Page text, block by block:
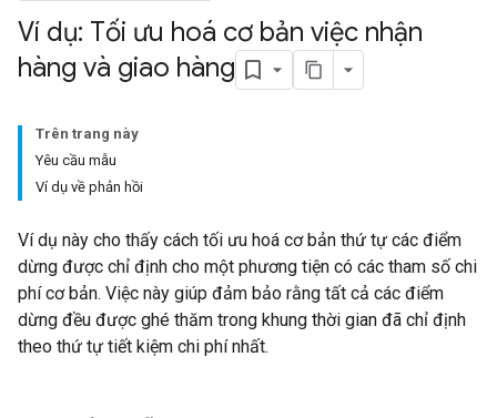
Ví dụ: Tối ưu hoá cơ bản việc nhận
hàng và giao hàng
Trên trang này
Yêu cầu mẫu
Ví dụ về phản hồi
Ví dụ này cho thấy cách tối ưu hoá cơ bản thứ tự các điểm
dừng được chỉ định cho một phương tiện có các tham số chi
phí cơ bản. Việc này giúp đảm bảo rằng tất cả các điểm
dừng đều được ghé thăm trong khung thời gian đã chỉ định
theo thứ tự tiết kiệm chi phí nhất.